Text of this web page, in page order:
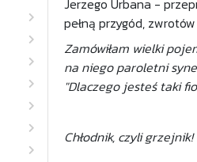
Jerzego Urbana -
pełną przygód,
Zamówiłam wielki
na niego paroletni
"Dlaczego jesteś taki
Chłodnik, czyli grzejnik!